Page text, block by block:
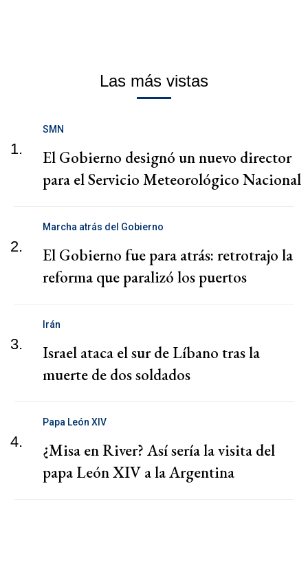
Las más vistas
1.
SMN
El Gobierno designó un nuevo director
para el Servicio Meteorológico Nacional
2.
Marcha atrás del Gobierno
El Gobierno fue para atrás: retrotrajo la
reforma que paralizó los puertos
3.
Irán
Israel ataca el sur de Líbano tras la
muerte de dos soldados
4.
Papa León XIV
¿Misa en River? Así sería la visita del
papa León XIV a la Argentina